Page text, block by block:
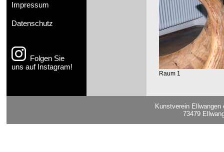
Impressum
Datenschutz
Folgen Sie
uns auf Instagram!
Raum 1
Kunstverein
73479